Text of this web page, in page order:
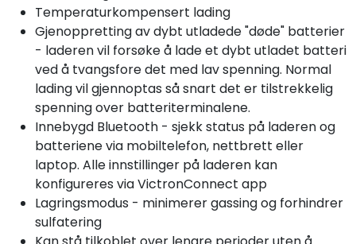
Temperaturkompensert lading
Gjenoppretting av dybt utladede "døde" batterier
- laderen vil forsøke å lade et dybt utladet batteri
ved å tvangsfore det med lav spenning. Normal
lading vil gjennoptas så snart det er tilstrekkelig
spenning over batteriterminalene.
Innebygd Bluetooth - sjekk status på laderen og
batteriene via mobiltelefon, nettbrett eller
laptop. Alle innstillinger på laderen kan
konfigureres via VictronConnect app
Lagringsmodus - minimerer gassing og forhindrer
sulfatering